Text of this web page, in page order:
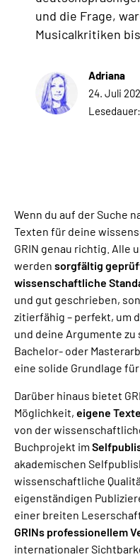
Wenn du auf der Suche
Texten für deine
GRIN genau richtig. Alle
werden sorgfältig
wissenschaftliche
und gut geschrieben,
zitierfähig – perfekt, um
und deine Argumente zu
Bachelor- oder
eine solide Grundlage
Darüber hinaus bietet
Möglichkeit, eigene
von der
Buchprojekt im
akademischen
wissenschaftliche
eigenständigen
einer breiten
GRINs professionellem
internationaler